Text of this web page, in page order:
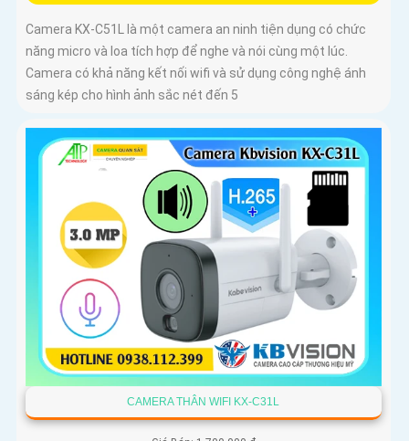
Camera KX-C51L là một camera an ninh tiện dụng có chức
năng micro và loa tích hợp để nghe và nói cùng một lúc.
Camera có khả năng kết nối wifi và sử dụng công nghệ ánh
sáng kép cho hình ảnh sắc nét đến 5
CAMERA THÂN WIFI KX-C31L